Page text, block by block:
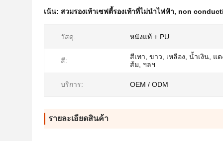
เน้น: สวมรองเท้าเซฟตี้รองเท้าที่ไม่นำไฟฟ้า, non
วัสดุ: หนังแท้ + PU
สี:
สีเทา, ขาว, เหลือง, น้ำเงิน, แด
ส้ม, ฯลฯ
บริการ: OEM / ODM
รายละเอียดสินค้า